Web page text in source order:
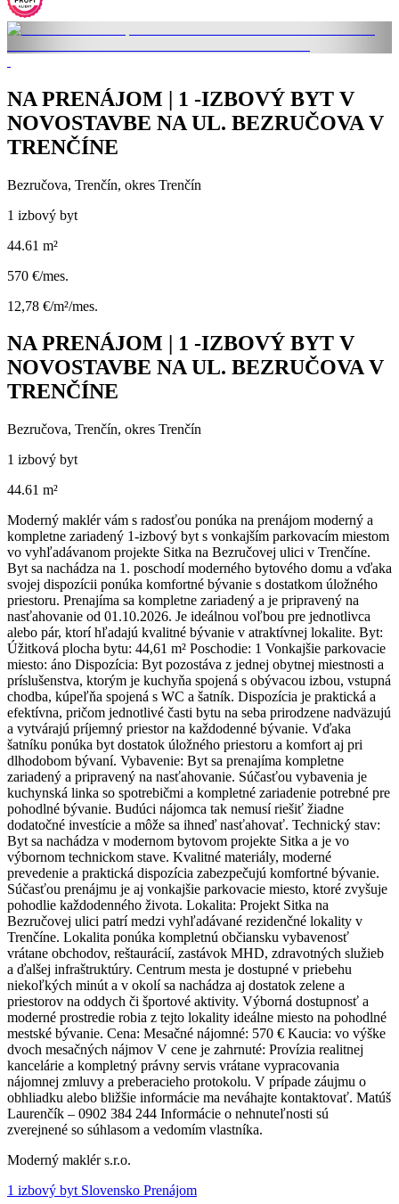
NA PRENÁJOM | 1 -IZBOVÝ BYT V
NOVOSTAVBE NA UL. BEZRUČOVA V
TRENČÍNE
Bezručova, Trenčín, okres Trenčín
1 izbový byt
44.61 m²
570 €/mes.
12,78 €/m²/mes.
NA PRENÁJOM | 1 -IZBOVÝ BYT V
NOVOSTAVBE NA UL. BEZRUČOVA V
TRENČÍNE
Bezručova, Trenčín, okres Trenčín
1 izbový byt
44.61 m²
Moderný maklér vám s radosťou ponúka na prenájom moderný a
kompletne zariadený 1-izbový byt s vonkajším parkovacím miestom
vo vyhľadávanom projekte Sitka na Bezručovej ulici v Trenčíne.
Byt sa nachádza na 1. poschodí moderného bytového domu a vďaka
svojej dispozícii ponúka komfortné bývanie s dostatkom úložného
priestoru. Prenajíma sa kompletne zariadený a je pripravený na
nasťahovanie od 01.10.2026. Je ideálnou voľbou pre jednotlivca
alebo pár, ktorí hľadajú kvalitné bývanie v atraktívnej lokalite. Byt:
Úžitková plocha bytu: 44,61 m² Poschodie: 1 Vonkajšie parkovacie
miesto: áno Dispozícia: Byt pozostáva z jednej obytnej miestnosti a
príslušenstva, ktorým je kuchyňa spojená s obývacou izbou, vstupná
chodba, kúpeľňa spojená s WC a šatník. Dispozícia je praktická a
efektívna, pričom jednotlivé časti bytu na seba prirodzene nadväzujú
a vytvárajú príjemný priestor na každodenné bývanie. Vďaka
šatníku ponúka byt dostatok úložného priestoru a komfort aj pri
dlhodobom bývaní. Vybavenie: Byt sa prenajíma kompletne
zariadený a pripravený na nasťahovanie. Súčasťou vybavenia je
kuchynská linka so spotrebičmi a kompletné zariadenie potrebné pre
pohodlné bývanie. Budúci nájomca tak nemusí riešiť žiadne
dodatočné investície a môže sa ihneď nasťahovať. Technický stav:
Byt sa nachádza v modernom bytovom projekte Sitka a je vo
výbornom technickom stave. Kvalitné materiály, moderné
prevedenie a praktická dispozícia zabezpečujú komfortné bývanie.
Súčasťou prenájmu je aj vonkajšie parkovacie miesto, ktoré zvyšuje
pohodlie každodenného života. Lokalita: Projekt Sitka na
Bezručovej ulici patrí medzi vyhľadávané rezidenčné lokality v
Trenčíne. Lokalita ponúka kompletnú občiansku vybavenosť
vrátane obchodov, reštaurácií, zastávok MHD, zdravotných služieb
a ďalšej infraštruktúry. Centrum mesta je dostupné v priebehu
niekoľkých minút a v okolí sa nachádza aj dostatok zelene a
priestorov na oddych či športové aktivity. Výborná dostupnosť a
moderné prostredie robia z tejto lokality ideálne miesto na pohodlné
mestské bývanie. Cena: Mesačné nájomné: 570 € Kaucia: vo výške
dvoch mesačných nájmov V cene je zahrnuté: Provízia realitnej
kancelárie a kompletný právny servis vrátane vypracovania
nájomnej zmluvy a preberacieho protokolu. V prípade záujmu o
obhliadku alebo bližšie informácie ma neváhajte kontaktovať. Matúš
Laurenčík – 0902 384 244 Informácie o nehnuteľnosti sú
zverejnené so súhlasom a vedomím vlastníka.
Moderný maklér s.r.o.
1 izbový byt Slovensko Prenájom